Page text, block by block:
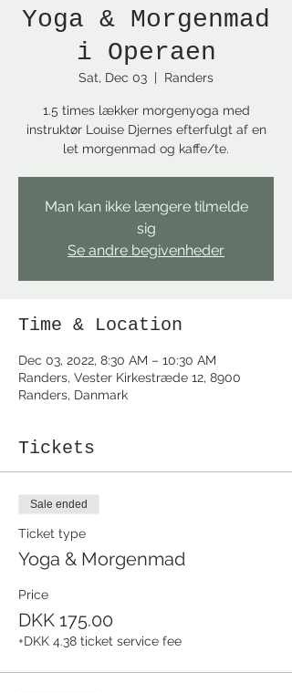
Yoga & Morgenmad
i Operaen
Sat, Dec 03
  |
Randers
1.5 times lækker morgenyoga med
instruktør Louise Djernes efterfulgt af en
let morgenmad og kaffe/te.
Man kan ikke længere tilmelde
sig
Se andre begivenheder
Time & Location
Dec 03, 2022, 8:30 AM – 10:30 AM
Randers, Vester Kirkestræde 12, 8900
Randers, Danmark
Tickets
Sale ended
Ticket type
Yoga & Morgenmad
Price
DKK 175.00
+DKK 4.38 ticket service fee